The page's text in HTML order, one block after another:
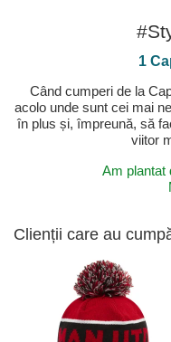
1
Când cumperi de la
acolo unde sunt cei mai
în plus și, împreună, să
viitor
Am plantat
Clienții care au